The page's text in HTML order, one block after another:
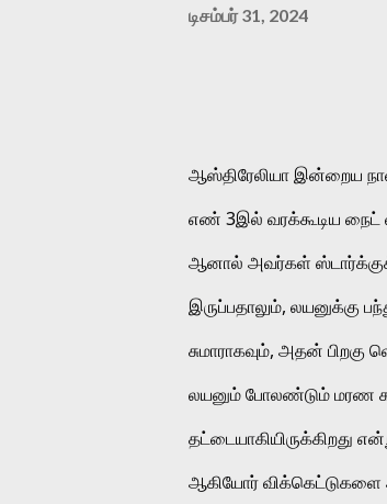
டிசம்பர் 31, 2024
ஆஸ்திரேலியா இன்றைய
எண் 3இல் வரக்கூடிய நைட்
ஆனால் அவர்கள்
இருப்பதாலும், லயனுக்கு
சுமாராகவும், அதன் பிறகு
லயனும் போலண்டும் மரண
தட்டையாகியிருக்கிறது
ஆகியோர் விக்கெட்டுகளை